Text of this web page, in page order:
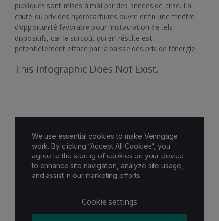
publiques sont mises à mal par des années de crise. La
chute du prix des hydrocarbures ouvre enfin une fenêtre
d’opportunité favorable pour l’instauration de tels
dispositifs, car le surcoût qui en résulte est
potentiellement effacé par la baisse des prix de l’énergie.